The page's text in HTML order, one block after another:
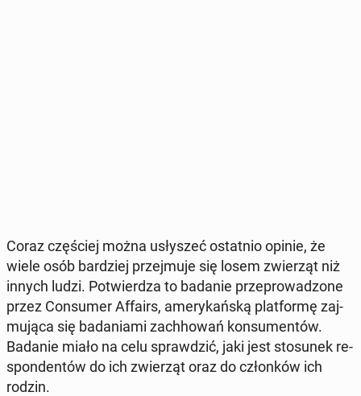
Coraz czę­ściej można usły­szeć ostat­nio opinie, że
wiele osób bar­dziej przej­mu­je się losem zwie­rząt niż
innych ludzi. Po­twier­dza to badanie prze­pro­wa­dzo­ne
przez Con­su­mer Affairs, ame­ry­kań­ską plat­for­mę zaj­
mu­ją­ca się ba­da­nia­mi za­ch­ho­wań kon­su­men­tów.
Badanie miało na celu spraw­dzić, jaki jest sto­su­nek re­
spon­den­tów do ich zwie­rząt oraz do człon­ków ich
rodzin.